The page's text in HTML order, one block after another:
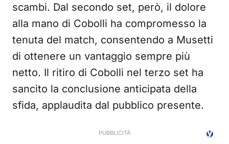
scambi. Dal secondo set, però, il dolore
alla mano di Cobolli ha compromesso la
tenuta del match, consentendo a Musetti
di ottenere un vantaggio sempre più
netto. Il ritiro di Cobolli nel terzo set ha
sancito la conclusione anticipata della
sfida, applaudita dal pubblico presente.